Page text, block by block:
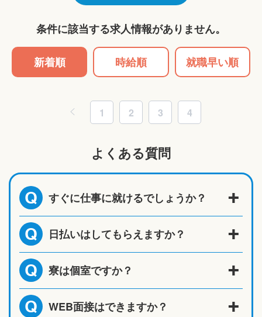
条件に該当する求人情報がありません。
新着順 時給順 就職早い順
1 2 3 4
よくある質問
Q すぐに仕事に就けるでしょうか？
Q 日払いはしてもらえますか？
Q 寮は個室ですか？
Q WEB面接はできますか？